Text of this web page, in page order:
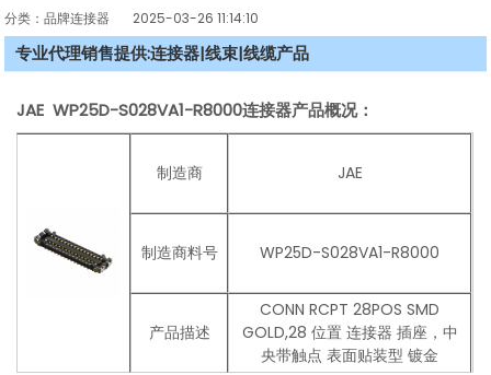
分类：品牌连接器 2025-03-26 11:14:10
专业代理销售提供:连接器|线束|线缆产品
JAE WP25D-S028VA1-R8000连接器产品概况：
制造商 JAE
制造商料号 WP25D-S028VA1-R8000
产品描述
CONN RCPT 28POS SMD
GOLD,28 位置 连接器 插座，中
央带触点 表面贴装型 镀金